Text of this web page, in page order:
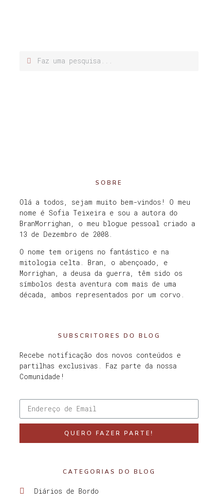
SOBRE
Olá a todos, sejam muito bem-vindos! O meu
nome é Sofia Teixeira e sou a autora do
BranMorrighan, o meu blogue pessoal criado a
13 de Dezembro de 2008.
O nome tem origens no fantástico e na
mitologia celta. Bran, o abençoado, e
Morrighan, a deusa da guerra, têm sido os
símbolos desta aventura com mais de uma
década, ambos representados por um corvo.
SUBSCRITORES DO BLOG
Recebe notificação dos novos conteúdos e
partilhas exclusivas. Faz parte da nossa
Comunidade!
QUERO FAZER PARTE!
CATEGORIAS DO BLOG
Diários de Bordo